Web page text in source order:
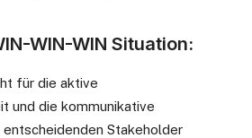
WIN-WIN Situation:
für die aktive
und die kommunikative
entscheidenden Stakeholder